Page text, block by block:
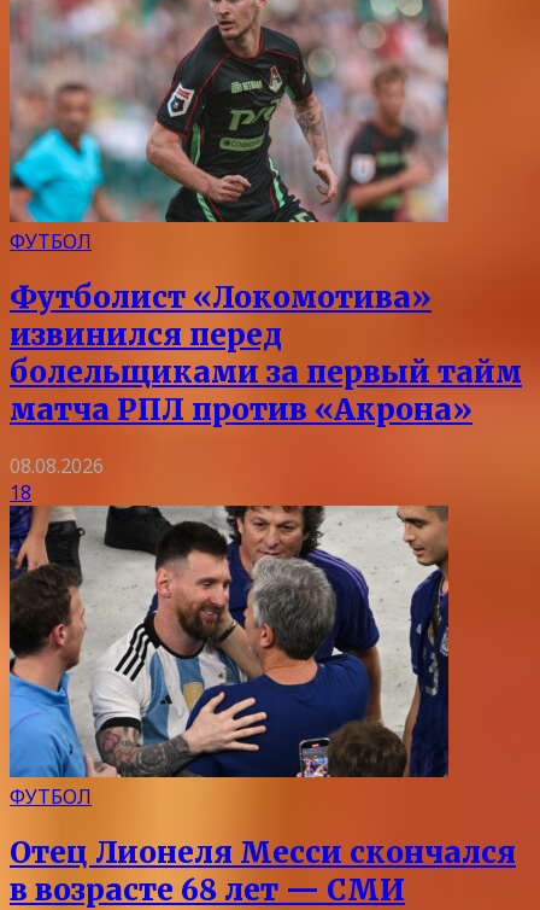
ФУТБОЛ
Футболист «Локомотива»
извинился перед
болельщиками за первый тайм
матча РПЛ против «Акрона»
08.08.2026
18
ФУТБОЛ
Отец Лионеля Месси скончался
в возрасте 68 лет — СМИ